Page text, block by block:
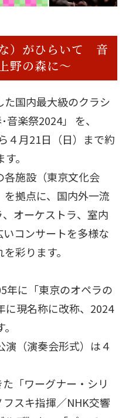
）がひらいて 音
野の森に〜
国内最大級のクラシ
楽祭2024」 を、
４月21日（日）まで約
。
施設（東京文化会
拠点に、国内外一流
オーケストラ、室内
コンサートを多様な
彩ります。
年に「東京のオペラの
に現名称に改称、2024
（演奏会形式）は４
「ワーグナー・シリ
スキ指揮／NHK交響